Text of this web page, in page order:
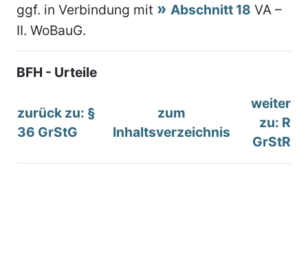
ggf. in Verbindung mit
Abschnitt 18 VA –
II. WoBauG.
BFH - Urteile
zurück zu: §
36 GrStG
zum
Inhaltsverzeichnis
weiter
zu: R
GrStR